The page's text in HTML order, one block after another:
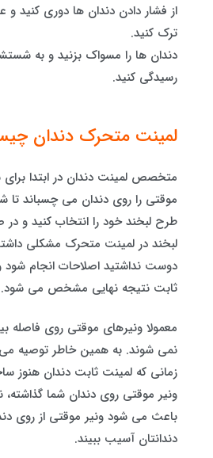
از فشار دادن دندان ها دوری کنید و
ترک کنید.
دندان ها را مسواک بزنید و به
رسیدگی کنید.
لمینت متحرک دندان
متخصص لمینت دندان در ابتدا برای
موقتی را روی دندان می چسباند تا
طرح لبخند خود را انتخاب کنید و
لبخند در لمینت متحرک مشکلی
دوست نداشتید اصلاحات انجام شود
ثابت نتیجه نهایی مشخص می شود.
معمولا ونیرهای موقتی روی فاصله
نمی شوند. به همین خاطر توصیه
زمانی که لمینت ثابت دندان هنوز
ونیر موقتی روی دندان شما گذاشته،
باعث می شود ونیر موقتی از روی
دندانتان آسیب ببیند.